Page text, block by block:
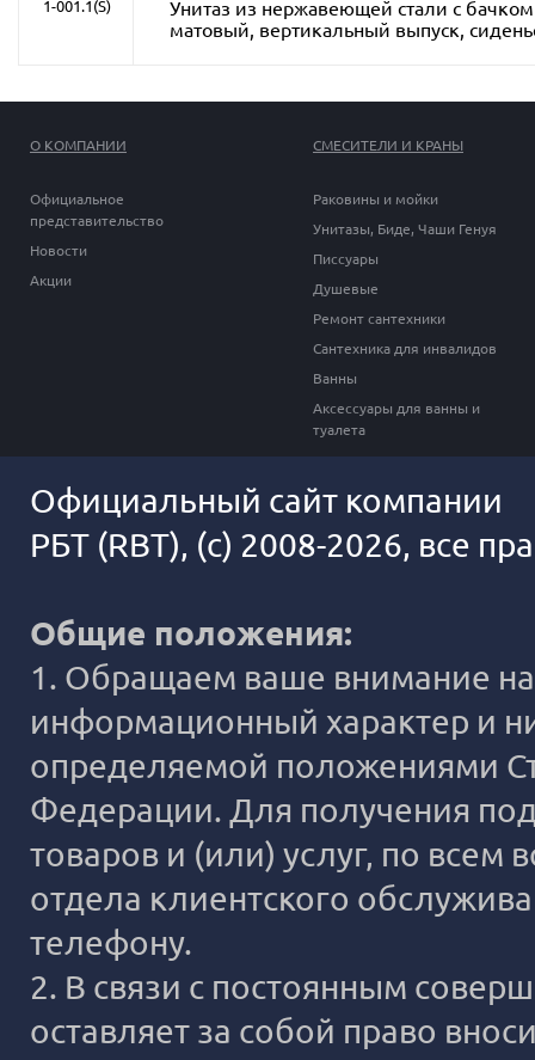
1-001.1(S)
Унитаз из нержавеющей стали с
матовый, вертикальный выпуск,
О КОМПАНИИ
Официальное
представительство
Новости
Акции
СМЕСИТЕЛИ И КРАНЫ
Раковины и мойки
Унитазы, Биде, Чаши Генуя
Писсуары
Душевые
Ремонт сантехники
Сантехника для инвалидов
Ванны
Аксессуары для ванны и
туалета
Официальный сайт компании
РБТ (RBT), (c) 2008-2026, все
Общие положения:
1. Обращаем ваше внимание на
информационный характер и
определяемой положениями
Федерации. Для получения
товаров и (или) услуг, по
отдела клиентского
телефону.
2. В связи с постоянным
оставляет за собой право